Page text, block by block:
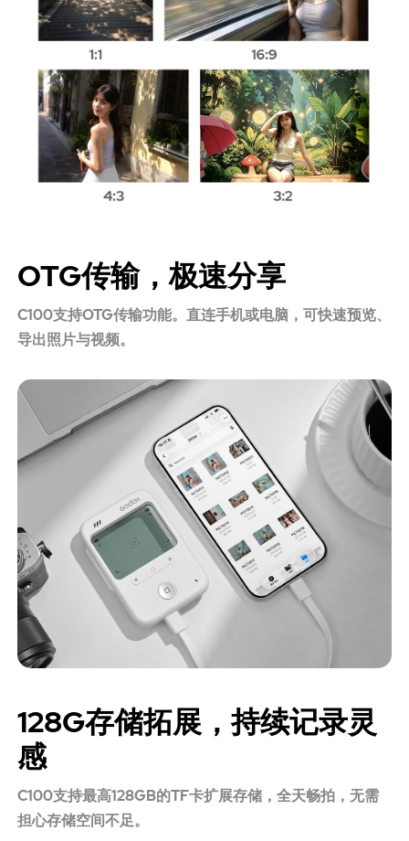
OTG传输，极速分享
C100支持OTG传输功能。直连手机或电脑，可快速预览、
导出照片与视频。
128G存储拓展，持续记录灵
感
C100支持最高128GB的TF卡扩展存储，全天畅拍，无需
担心存储空间不足。